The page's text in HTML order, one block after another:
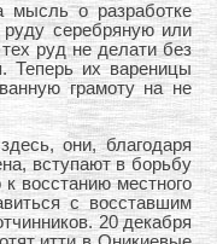
мысль о разработке
руду серебряную или
руд не делати без
Теперь их вареницы
грамоту на не
они, благодаря
вступают в борьбу
восстанию местного
с восставшим
20 декабря